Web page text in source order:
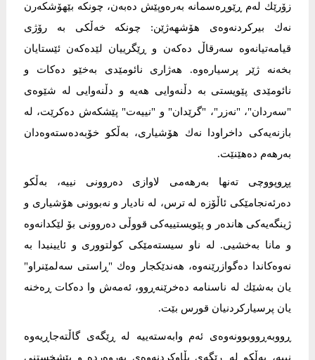
زۆرێك لەم ڕێوڕەسمانە بەرەوپێش دەبەن، چونکە بێهۆشکەرن
نەك بیرکردنەوەی ھۆشھەژێن: چونکە خەڵكی بە رۆژی
قیامەتیانەوە سەرقاڵ دەکەن و ڕێگرییان لێدەکەن ئێستایان
بخەنە ژێر پرسیارەوە. هەژاری نائومێدی بەخێو دەکات و
نائومێدی پێویستی بە دڵنەوایی هەیە و دڵنەوایی لە شێوەی
"سەردان"، "نەزر"، "گرێدان" و "نییەت" پێشکەش دەکرێت، لە
بازنەیەکی داخراودا نەك هۆشیاری، بەڵکو خۆبەدەستەوەدان
بەرهەم دەهێنێت.
پڕوپووچی تەنها بەرهەمی لاوازی دەروونی نییە، بەڵکو
دەرئەنجامێکی ئاڵۆزە لە ترس، لە نادیار و نەبوونی هۆشیاری و
ژینگەیەکی هاندەر و پێویستییەکی قووڵی دەروونی بۆ لێکدانەوە
و مانا بەخشیی. لە ناو سیستەمێکی کولتووری و ئایینیدا بە
نەوەکاندا دەگوازرێنەوە، هەندێکجار وەك "ڕاستی سەلمێنراو"
یان بەشێك لە ناسنامە دەخرێنەڕوو، ئەمەش وا دەکات ڕەخنە
یان پرسیارکردنیان قورس بێت.
ڕووبەڕووبوونەوەی ئەم وابەستەییە لە ڕێگەی گاڵتەجاڕیەوە
نییە، بەڵکو لە ڕێگەی بڵاوکردنەوەی پەروەردە و پێشخستنی